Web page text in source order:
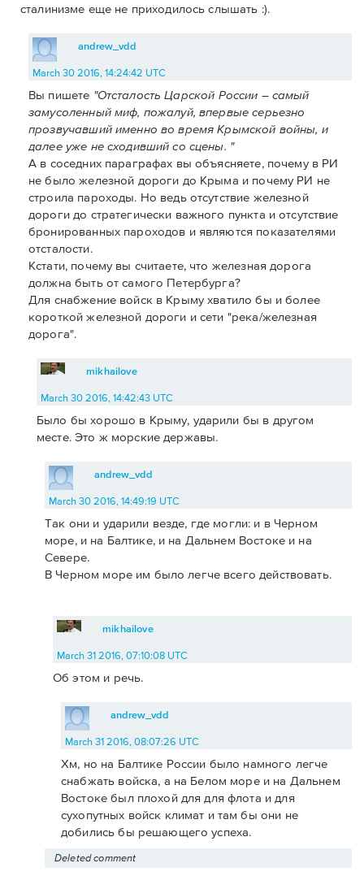
сталинизме еще не приходилось слышать :).
andrew_vdd
March 30 2016, 14:24:42 UTC
Вы пишете "Отсталость Царской России – самый
замусоленный миф, пожалуй, впервые серьезно
прозвучавший именно во время Крымской войны, и
далее уже не сходивший со сцены. "
А в соседних параграфах вы объясняете, почему в РИ
не было железной дороги до Крыма и почему РИ не
строила пароходы. Но ведь отсутствие железной
дороги до стратегически важного пункта и отсутствие
бронированных пароходов и являются показателями
отсталости.
Кстати, почему вы считаете, что железная дорога
должна быть от самого Петербурга?
Для снабжение войск в Крыму хватило бы и более
короткой железной дороги и сети "река/железная
дорога".
mikhailove
March 30 2016, 14:42:43 UTC
Было бы хорошо в Крыму, ударили бы в другом
месте. Это ж морские державы.
andrew_vdd
March 30 2016, 14:49:19 UTC
Так они и ударили везде, где могли: и в Черном
море, и на Балтике, и на Дальнем Востоке и на
Севере.
В Черном море им было легче всего действовать.
mikhailove
March 31 2016, 07:10:08 UTC
Об этом и речь.
andrew_vdd
March 31 2016, 08:07:26 UTC
Хм, но на Балтике России было намного легче
снабжать войска, а на Белом море и на Дальнем
Востоке был плохой для для флота и для
сухопутных войск климат и там бы они не
добились бы решающего успеха.
Deleted comment